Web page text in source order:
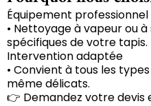
Équipement professionnel
• Nettoyage à vapeur ou
spécifiques de votre tapis.
Intervention adaptée
• Convient à tous les
même délicats.
👉 Demandez votre devis